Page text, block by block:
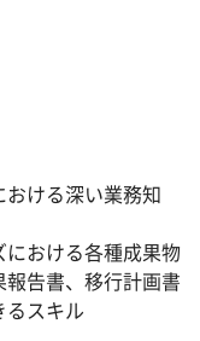
おける深い業務知
における各種成果物
報告書、移行計画書
るスキル